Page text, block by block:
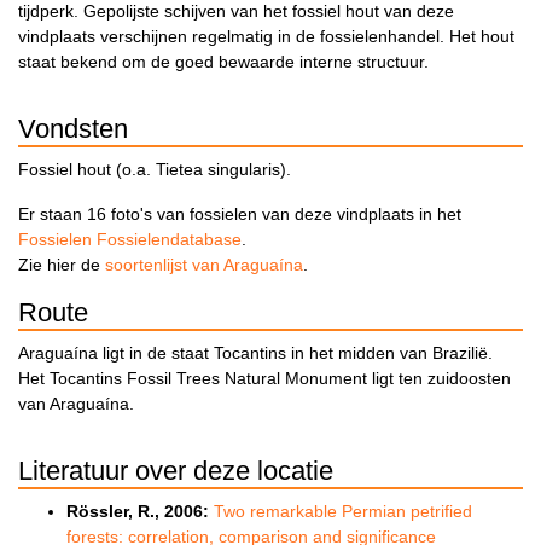
tijdperk. Gepolijste schijven van het fossiel hout van deze
vindplaats verschijnen regelmatig in de fossielenhandel. Het hout
staat bekend om de goed bewaarde interne structuur.
Vondsten
Fossiel hout (o.a. Tietea singularis).
Er staan 16 foto's van fossielen van deze vindplaats in het
Fossielen Fossielendatabase.
Zie hier de soortenlijst van Araguaína.
Route
Araguaína ligt in de staat Tocantins in het midden van Brazilië.
Het Tocantins Fossil Trees Natural Monument ligt ten zuidoosten
van Araguaína.
Literatuur over deze locatie
Rössler, R., 2006: Two remarkable Permian petrified
forests: correlation, comparison and significance